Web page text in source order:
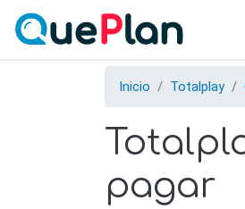
Inicio Totalplay
pagar